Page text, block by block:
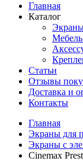
Главная
Каталог
Статьи
Отзывы
Доставка и
Контакты
Главная
Экраны для
Экраны с
Cinemax